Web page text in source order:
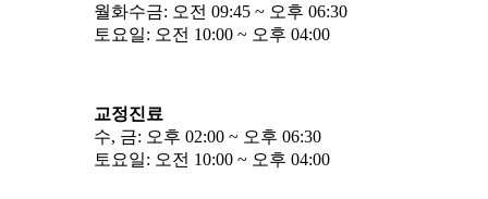
월화수금: 오전 09:45 ~ 오후 06:30
토요일: 오전 10:00 ~ 오후 04:00
교정진료
수, 금: 오후 02:00 ~ 오후 06:30
토요일: 오전 10:00 ~ 오후 04:00